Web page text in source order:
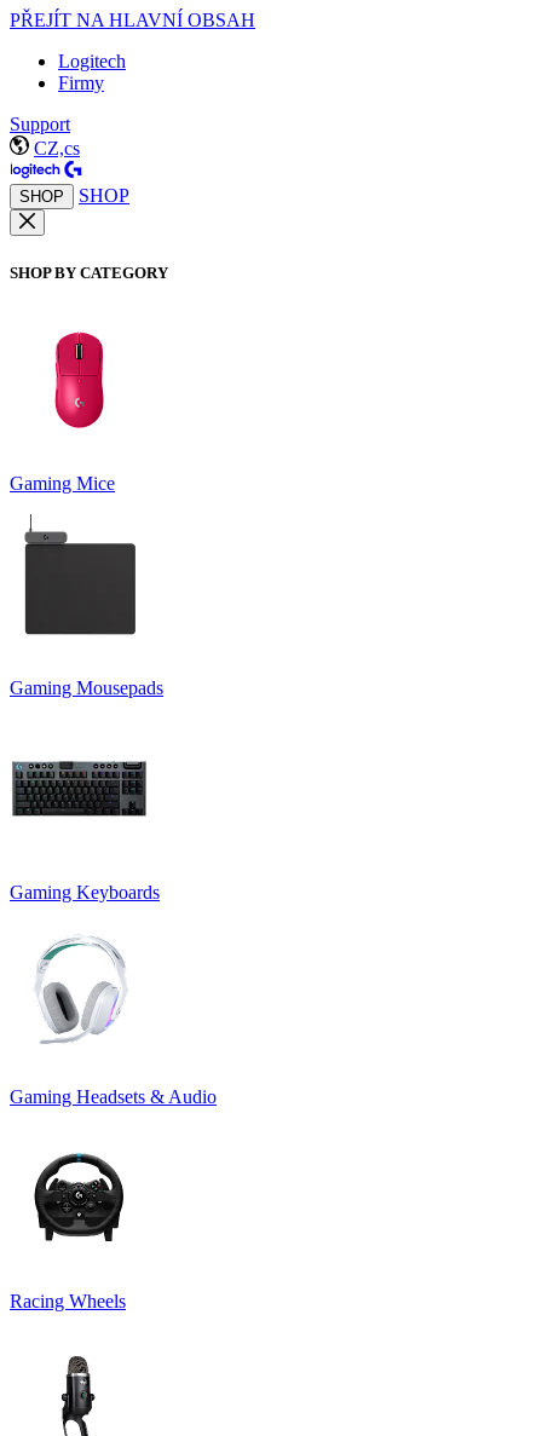
PŘEJÍT NA HLAVNÍ OBSAH
Logitech
Firmy
Support
CZ,cs
SHOP SHOP
SHOP BY CATEGORY
Gaming Mice
Gaming Mousepads
Gaming Keyboards
Gaming Headsets & Audio
Racing Wheels